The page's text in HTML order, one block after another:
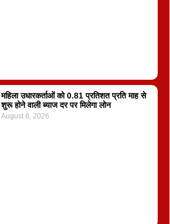
महिला उधारकर्ताओं को 0.81 प्रतिशत प्रति माह से
शुरू होने वाली ब्याज दर पर मिलेगा लोन
August 8, 2026